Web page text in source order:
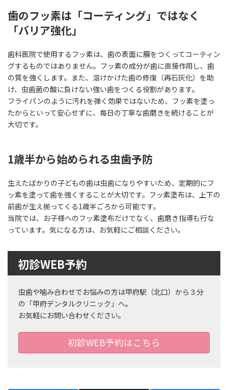
歯のフッ素は「コーティング」ではなく
「バリア強化」
歯科医院で使用するフッ素は、歯の表面に膜をつくってコーティン
グするものではありません。フッ素の成分が歯に直接作用し、歯
の質を強くします。また、溶けかけた歯の修復（再石灰化）を助
け、虫歯菌の酸に負けない強い歯をつくる役割があります。
フライパンのように汚れを弾く効果ではないため、フッ素を塗っ
たからといって安心せずに、毎日の丁寧な歯磨きを続けることが
大切です。
1歳半から始められる虫歯予防
生えたばかりの子どもの歯は虫歯になりやすいため、定期的にフ
ッ素を塗って歯を強くすることが大切です。フッ素塗布は、上下の
前歯が生え揃ってくる1歳半ごろから可能です。
当院では、お子様へのフッ素塗布だけでなく、歯磨き指導も行な
っています。気になる方は、お気軽にご相談ください。
初診WEB予約
虫歯や噛み合わせでお悩みの方は甲府駅（北口）から３分
の「甲府デンタルクリニック」へ。
お気軽にお問い合わせください。
初診WEB予約はこちら